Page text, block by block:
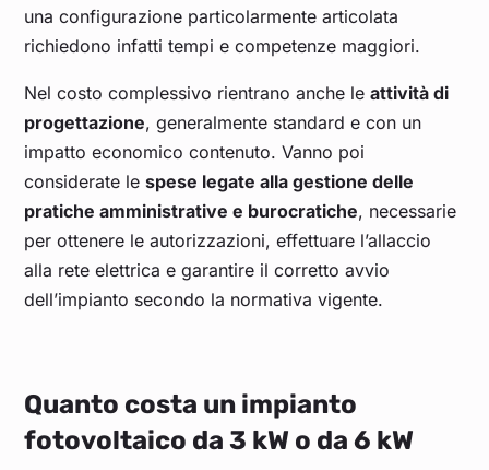
una configurazione particolarmente articolata
richiedono infatti tempi e competenze maggiori.
Nel costo complessivo rientrano anche leattività di
progettazione, generalmente standard e con un
impatto economico contenuto. Vanno poi
considerate lespese legate alla gestione delle
pratiche amministrative e burocratiche, necessarie
per ottenere le autorizzazioni, effettuare l’allaccio
alla rete elettrica e garantire il corretto avvio
dell’impianto secondo la normativa vigente.
Quanto costa un impianto
fotovoltaico da 3 kW o da 6 kW